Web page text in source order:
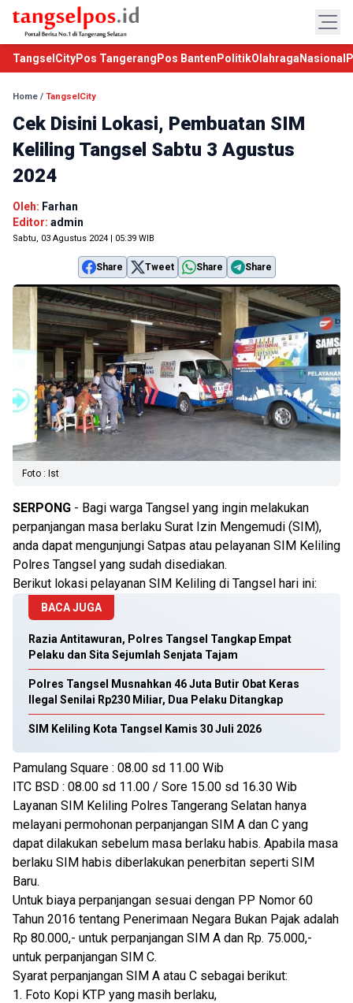
TangselCityPos Tangerang Pos Banten PolitikOlahraga Nasional
Home / TangselCity
Cek Disini Lokasi, Pembuatan SIM
Keliling Tangsel Sabtu 3 Agustus
2024
Oleh: Farhan
Editor: admin
Sabtu, 03 Agustus 2024 | 05:39 WIB
Share Tweet Share Share
Foto : Ist
SERPONG - Bagi warga Tangsel yang ingin melakukan
perpanjangan masa berlaku Surat Izin Mengemudi (SIM),
anda dapat mengunjungi Satpas atau pelayanan SIM Keliling
Polres Tangsel yang sudah disediakan.
Berikut lokasi pelayanan SIM Keliling di Tangsel hari ini:
BACA JUGA
Razia Antitawuran, Polres Tangsel Tangkap Empat
Pelaku dan Sita Sejumlah Senjata Tajam
Polres Tangsel Musnahkan 46 Juta Butir Obat Keras
Ilegal Senilai Rp230 Miliar, Dua Pelaku Ditangkap
SIM Keliling Kota Tangsel Kamis 30 Juli 2026
Pamulang Square : 08.00 sd 11.00 Wib
ITC BSD : 08.00 sd 11.00 / Sore 15.00 sd 16.30 Wib
Layanan SIM Keliling Polres Tangerang Selatan hanya
melayani permohonan perpanjangan SIM A dan C yang
dapat dilakukan sebelum masa berlaku habis. Apabila masa
berlaku SIM habis diberlakukan penerbitan seperti SIM
Baru.
Untuk biaya perpanjangan sesuai dengan PP Nomor 60
Tahun 2016 tentang Penerimaan Negara Bukan Pajak adalah
Rp 80.000,- untuk perpanjangan SIM A dan Rp. 75.000,-
untuk perpanjangan SIM C.
Syarat perpanjangan SIM A atau C sebagai berikut:
1. Foto Kopi KTP yang masih berlaku,